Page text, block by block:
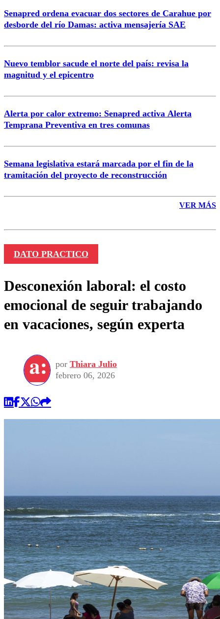
Correo
Senapred ordena evacuar dos sectores de Carahue por
desborde del río Damas: activa mensajería SAE
Nuevo temblor sacude el norte del país: revisa la
magnitud y el epicentro
Alerta por calor extremo: Senapred activa Alerta
Temprana Preventiva en tres comunas
Semana legislativa estará marcada por el fin de la
tramitación del proyecto de reconstrucción
VER MÁS
DATO PRACTICO
Desconexión laboral: el costo
emocional de seguir trabajando
en vacaciones, según experta
por Thiara Julio
febrero 06, 2026